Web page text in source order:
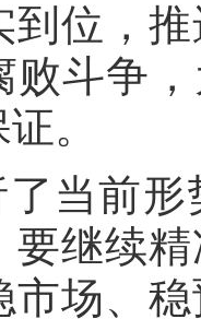
到位，
败斗争
。
当前
要继续
市场、